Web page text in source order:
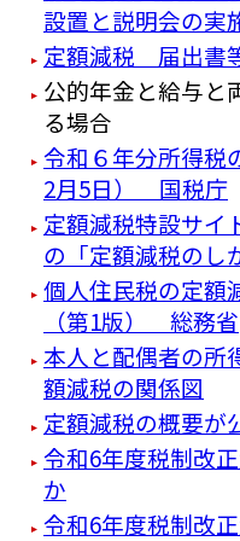
設置と説明会の
定額減税 届出書
公的年金と給与と
る場合
令和６年分所得税
2月5日） 国税庁
定額減税特設サイ
の「定額減税の
個人住民税の定額
（第1版） 総務省
本人と配偶者の所
額減税の関係図
定額減税の概要
令和6年度税制改
か
令和6年度税制改